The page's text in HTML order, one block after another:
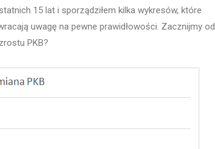
15 lat i sporządziłem kilka wykresów, które
uwagę na pewne prawidłowości. Zacznijmy od
PKB?